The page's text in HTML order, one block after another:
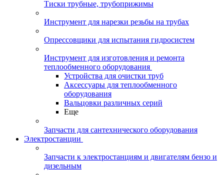
Тиски трубные, трубоприжимы
Инструмент для нарезки резьбы на трубах
Опрессовщики для испытания гидросистем
Инструмент для изготовления и ремонта
теплообменного оборудования
Устройства для очистки труб
Аксессуары для теплообменного
оборудования
Вальцовки различных серий
Еще
Запчасти для сантехнического оборудования
Электростанции
Запчасти к электростанциям и двигателям бензо и
дизельным